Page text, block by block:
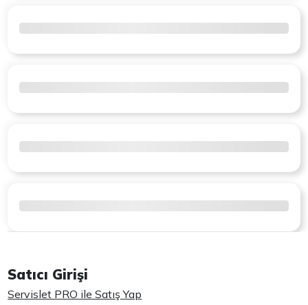
Satıcı Girişi
Servislet PRO ile Satış Yap